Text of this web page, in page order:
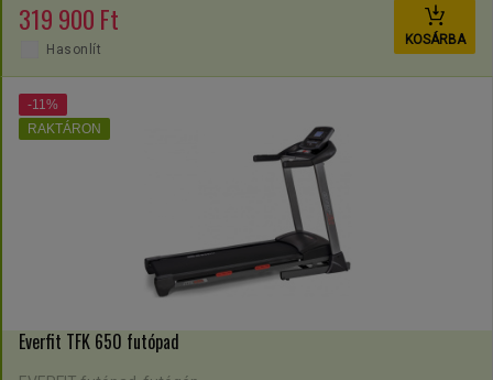
319 900 Ft
KOSÁRBA
Hasonlít
Everfit TFK 650 futópad
-11%
RAKTÁRON